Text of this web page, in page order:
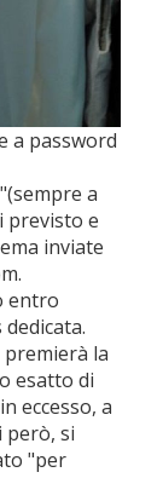
a password
a
previsto e
inviate
entro
premierà la
esatto di
eccesso, a
si
"per